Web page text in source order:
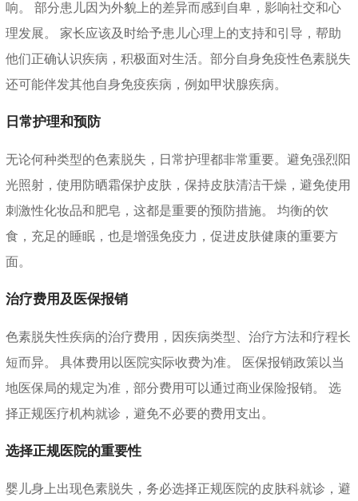
响。 部分患儿因为外貌上的差异而感到自卑，影响社交和心
理发展。 家长应该及时给予患儿心理上的支持和引导，帮助
他们正确认识疾病，积极面对生活。部分自身免疫性色素脱失
还可能伴发其他自身免疫疾病，例如甲状腺疾病。
日常护理和预防
无论何种类型的色素脱失，日常护理都非常重要。避免强烈阳
光照射，使用防晒霜保护皮肤，保持皮肤清洁干燥，避免使用
刺激性化妆品和肥皂，这都是重要的预防措施。 均衡的饮
食，充足的睡眠，也是增强免疫力，促进皮肤健康的重要方
面。
治疗费用及医保报销
色素脱失性疾病的治疗费用，因疾病类型、治疗方法和疗程长
短而异。 具体费用以医院实际收费为准。 医保报销政策以当
地医保局的规定为准，部分费用可以通过商业保险报销。 选
择正规医疗机构就诊，避免不必要的费用支出。
选择正规医院的重要性
婴儿身上出现色素脱失，务必选择正规医院的皮肤科就诊，避